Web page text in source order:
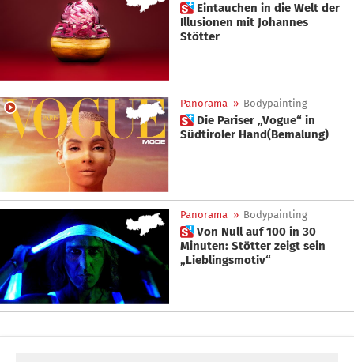
 Eintauchen in die Welt der
Illusionen mit Johannes
Stötter
Panorama » Bodypainting
 Die Pariser „Vogue“ in
Südtiroler Hand(Bemalung)
Panorama » Bodypainting
 Von Null auf 100 in 30
Minuten: Stötter zeigt sein
„Lieblingsmotiv“